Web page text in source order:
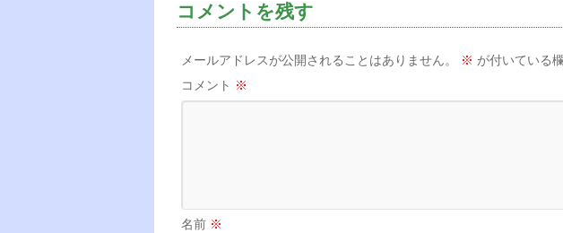
コメントを残す
メールアドレスが公開されることはありません。 ※ が付いている
コメント ※
名前 ※